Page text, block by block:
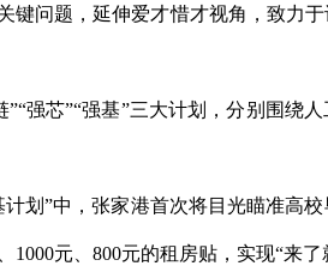
键问题，延伸爱才惜才视角，致力
强芯”“强基”三大计划，分别围绕
划”中，张家港首次将目光瞄准高
元、800元的租房贴，实现“来了